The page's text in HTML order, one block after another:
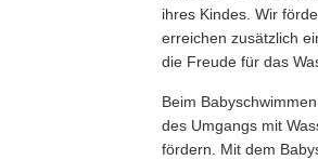
ihres Kindes. Wir
erreichen zusätzlich
die Freude für das
Beim
des Umgangs mit
fördern. Mit dem